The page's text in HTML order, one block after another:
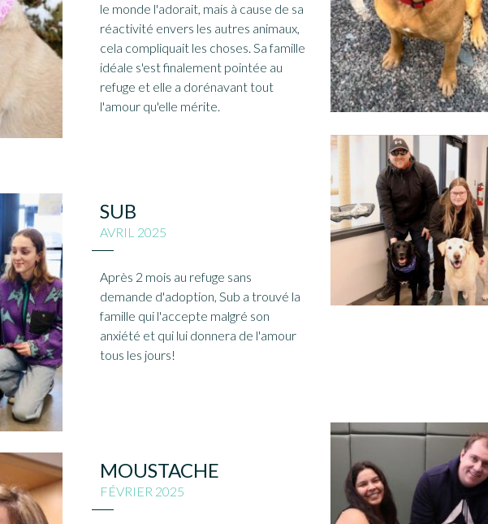
le monde l'adorait, mais à cause de sa
réactivité envers les autres animaux,
cela compliquait les choses. Sa famille
idéale s'est finalement pointée au
refuge et elle a dorénavant tout
l'amour qu'elle mérite.
SUB
AVRIL 2025
Après 2 mois au refuge sans
demande d'adoption, Sub a trouvé la
famille qui l'accepte malgré son
anxiété et qui lui donnera de l'amour
tous les jours!
MOUSTACHE
FÉVRIER 2025